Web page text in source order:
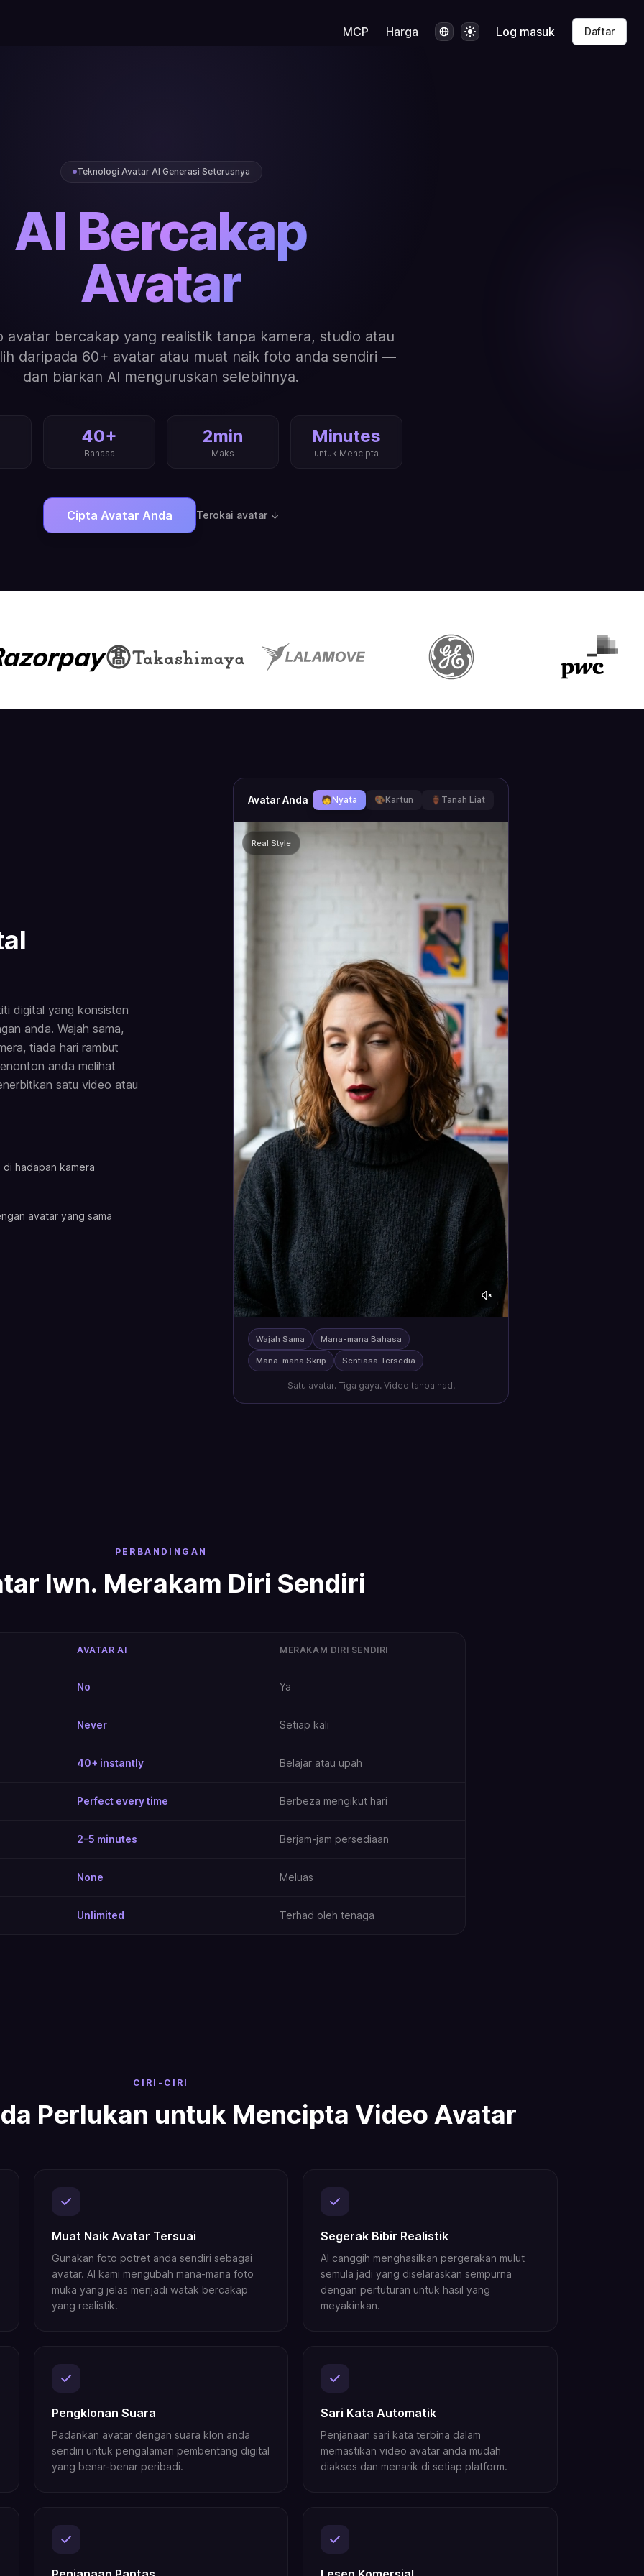
MCP Harga Bahasa
Tema Log masuk Daftar
Teknologi Avatar AI Generasi Seterusnya
AI Bercakap
Avatar
avatar bercakap yang realistik tanpa kamera, studio atau
daripada 60+ avatar atau muat naik foto anda sendiri —
dan biarkan AI menguruskan selebihnya.
40+
Bahasa
2min
Maks
Minutes
untuk Mencipta
Cipta Avatar Anda Terokai avatar ↓
digital yang konsisten
anda. Wajah sama,
tiada hari rambut
anda melihat
satu video atau
hadapan kamera
avatar yang sama
Avatar Anda 🧑Nyata 🎨Kartun 🏺 Tanah Liat
Real Style
Wajah Sama Mana-mana Bahasa
Mana-mana Skrip Sentiasa Tersedia
Satu avatar. Tiga gaya. Video tanpa had.
PERBANDINGAN
lwn. Merakam Diri Sendiri
AVATAR AI MERAKAM DIRI SENDIRI
No Ya
Never Setiap kali
40+ instantly Belajar atau upah
Perfect every time Berbeza mengikut hari
2-5 minutes Berjam-jam persediaan
None Meluas
Unlimited Terhad oleh tenaga
CIRI-CIRI
Perlukan untuk Mencipta Video Avatar
Muat Naik Avatar Tersuai
Gunakan foto potret anda sendiri sebagai
avatar. AI kami mengubah mana-mana foto
muka yang jelas menjadi watak bercakap
yang realistik.
Segerak Bibir Realistik
AI canggih menghasilkan pergerakan mulut
semula jadi yang diselaraskan sempurna
dengan pertuturan untuk hasil yang
meyakinkan.
Pengklonan Suara
Padankan avatar dengan suara klon anda
sendiri untuk pengalaman pembentang digital
yang benar-benar peribadi.
Sari Kata Automatik
Penjanaan sari kata terbina dalam
memastikan video avatar anda mudah
diakses dan menarik di setiap platform.